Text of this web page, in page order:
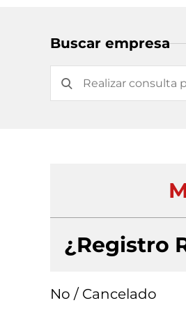
Buscar empresa
¿Registro
No / Cancelado